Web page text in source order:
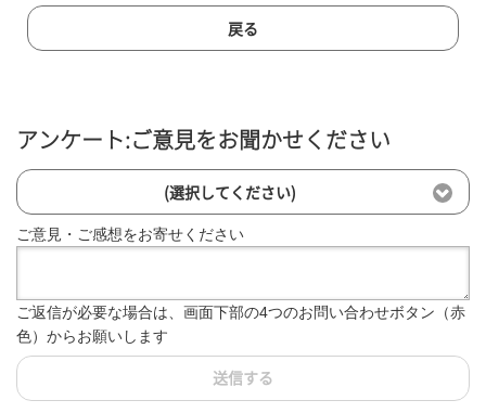
戻る
アンケート:ご意見をお聞かせください
(選択してください)
ご意見・ご感想をお寄せください
ご返信が必要な場合は、画面下部の4つのお問い合わせボタン（赤
色）からお願いします
送信する